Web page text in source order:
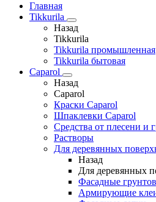
Главная
Tikkurila
Назад
Tikkurila
Tikkurila промышленная
Tikkurila бытовая
Caparol
Назад
Caparol
Краски Caparol
Шпаклевки Caparol
Средства от плесени и
Растворы
Для деревянных
Назад
Для деревянных
Фасадные
Армирующие